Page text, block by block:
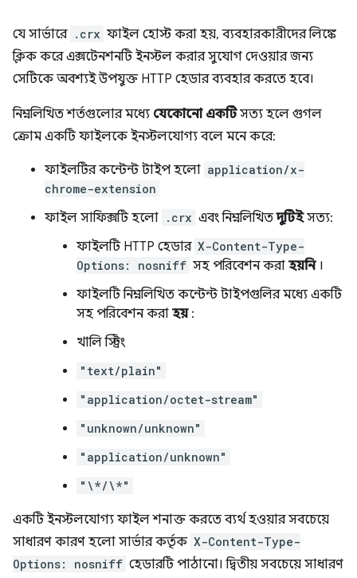
যে সার্ভারে .crx ফাইল হোস্ট করা হয়, ব্যবহারকারীদের লিঙ্কে
ক্লিক করে এক্সটেনশনটি ইনস্টল করার সুযোগ দেওয়ার জন্য
সেটিকে অবশ্যই উপযুক্ত HTTP হেডার ব্যবহার করতে হবে।
নিম্নলিখিত শর্তগুলোর মধ্যে যেকোনো একটিসত্য হলে গুগল
ক্রোম একটি ফাইলকে ইনস্টলযোগ্য বলে মনে করে:
ফাইলটির কন্টেন্ট টাইপ হলো application/x-
chrome-extension
ফাইল সাফিক্সটি হলো .crx এবং নিম্নলিখিতদুটিইসত্য:
ফাইলটি HTTP হেডার X-Content-Type-
Options: nosniff সহ পরিবেশন করা হয়নি।
ফাইলটি নিম্নলিখিত কন্টেন্ট টাইপগুলির মধ্যে একটি
সহ পরিবেশন করা হয়:
খালি স্ট্রিং
"text/plain"
"application/octet-stream"
"unknown/unknown"
"application/unknown"
"\*/\*"
একটি ইনস্টলযোগ্য ফাইল শনাক্ত করতে ব্যর্থ হওয়ার সবচেয়ে
সাধারণ কারণ হলো সার্ভার কর্তৃক X-Content-Type-
Options: nosniff হেডারটি পাঠানো। দ্বিতীয় সবচেয়ে সাধারণ